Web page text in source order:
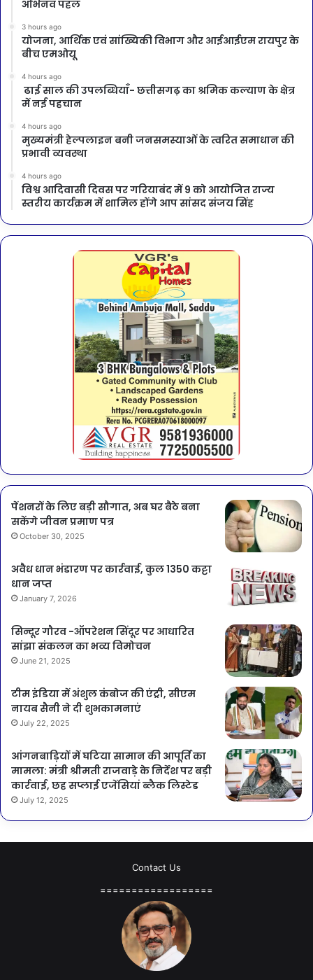
अभिनव पहल
3 hours ago
योजना, आर्थिक एवं सांख्यिकी विभाग और आईआईएम रायपुर के
बीच एमओयू
4 hours ago
ढाई साल की उपलब्धियाँ- छत्तीसगढ़ का श्रमिक कल्याण के क्षेत्र
में नई पहचान
4 hours ago
मुख्यमंत्री हेल्पलाइन बनी जनसमस्याओं के त्वरित समाधान की
प्रभावी व्यवस्था
4 hours ago
विश्व आदिवासी दिवस पर गरियाबंद में 9 को आयोजित राज्य
स्तरीय कार्यक्रम में शामिल होंगे आप सांसद संजय सिंह
पेंशनरों के लिए बड़ी सौगात, अब घर बैठे बना
सकेंगे जीवन प्रमाण पत्र
October 30, 2025
अवैध धान भंडारण पर कार्रवाई, कुल 1350 कट्टा
धान जप्त
January 7, 2026
सिन्दूर गौरव -ऑपरेशन सिंदूर पर आधारित
सांझा संकलन का भव्य विमोचन
June 21, 2025
टीम इंडिया में अंशुल कंबोज की एंट्री, सीएम
नायब सैनी ने दी शुभकामनाएं
July 22, 2025
आंगनबाड़ियों में घटिया सामान की आपूर्ति का
मामला: मंत्री श्रीमती राजवाड़े के निर्देश पर बड़ी
कार्रवाई, छह सप्लाई एजेंसियां ब्लैक लिस्टेड
July 12, 2025
Contact Us
==================